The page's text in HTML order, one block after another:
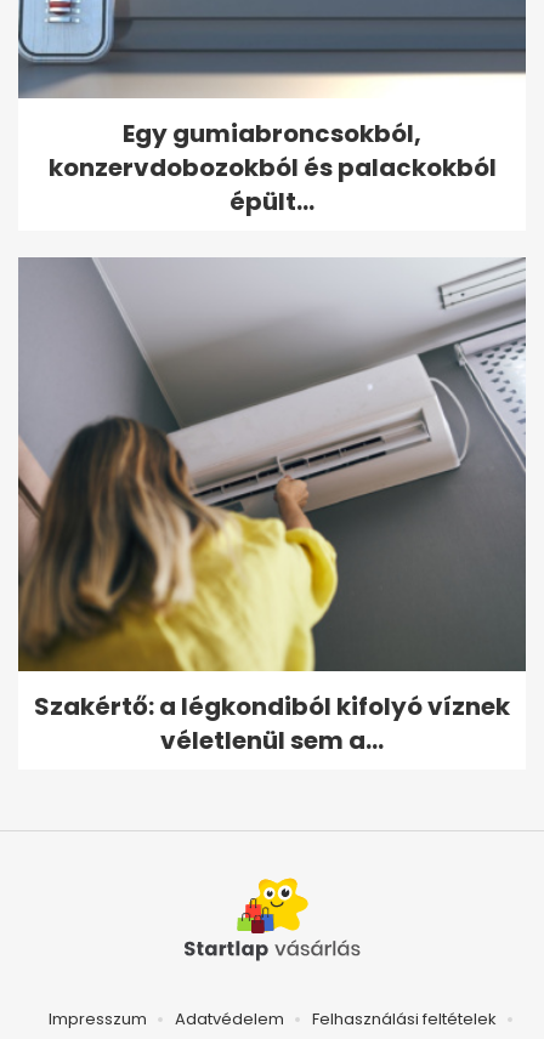
Egy gumiabroncsokból,
konzervdobozokból és palackokból
épült...
Szakértő: a légkondiból kifolyó víznek
véletlenül sem a...
Impresszum Adatvédelem Felhasználási feltételek